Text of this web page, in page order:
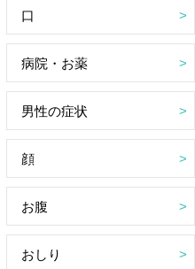
口
病院・お薬
男性の症状
顔
お腹
おしり